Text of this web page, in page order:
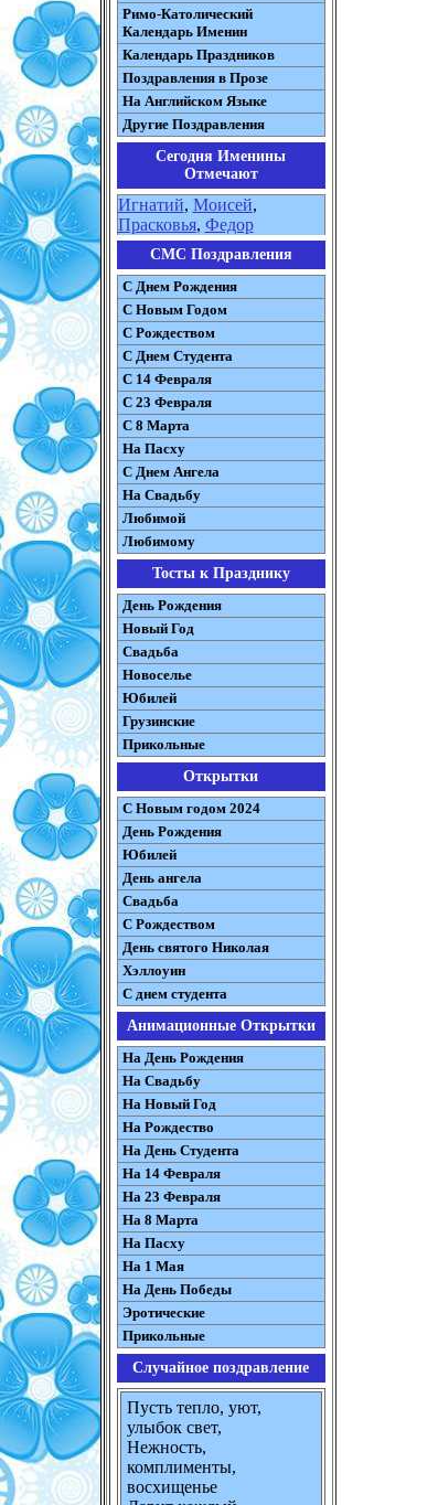
Римо-Католический
Календарь Именин
Календарь Праздников
Поздравления в Прозе
На Английском Языке
Другие Поздравления
Сегодня Именины
Отмечают
Игнатий, Моисей,
Прасковья, Федор
СМС Поздравления
С Днем Рождения
С Новым Годом
С Рождеством
C Днем Студента
С 14 Февраля
С 23 Февраля
С 8 Марта
На Пасху
C Днем Ангела
На Свадьбу
Любимой
Любимому
Тосты к Празднику
День Рождения
Новый Год
Свадьба
Новоселье
Юбилей
Грузинские
Прикольные
Открытки
С Новым годом 2024
День Рождения
Юбилей
День ангела
Свадьба
С Рождеством
День святого Николая
Хэллоуин
С днем студента
Анимационные Открытки
На День Рождения
На Свадьбу
На Новый Год
На Рождество
На День Студента
На 14 Февраля
На 23 Февраля
На 8 Марта
На Пасху
На 1 Мая
На День Победы
Эротические
Прикольные
Случайное поздравление
Пусть тепло, уют,
улыбок свет,
Нежность,
комплименты,
восхищенье